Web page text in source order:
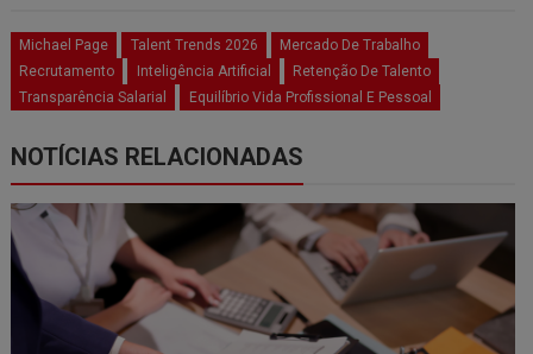
Michael Page Talent Trends 2026
Mercado De Trabalho
Recrutamento
Inteligência Artificial
Retenção De Talento
Transparência Salarial
Equilíbrio Vida Profissional E Pessoal
NOTÍCIAS RELACIONADAS